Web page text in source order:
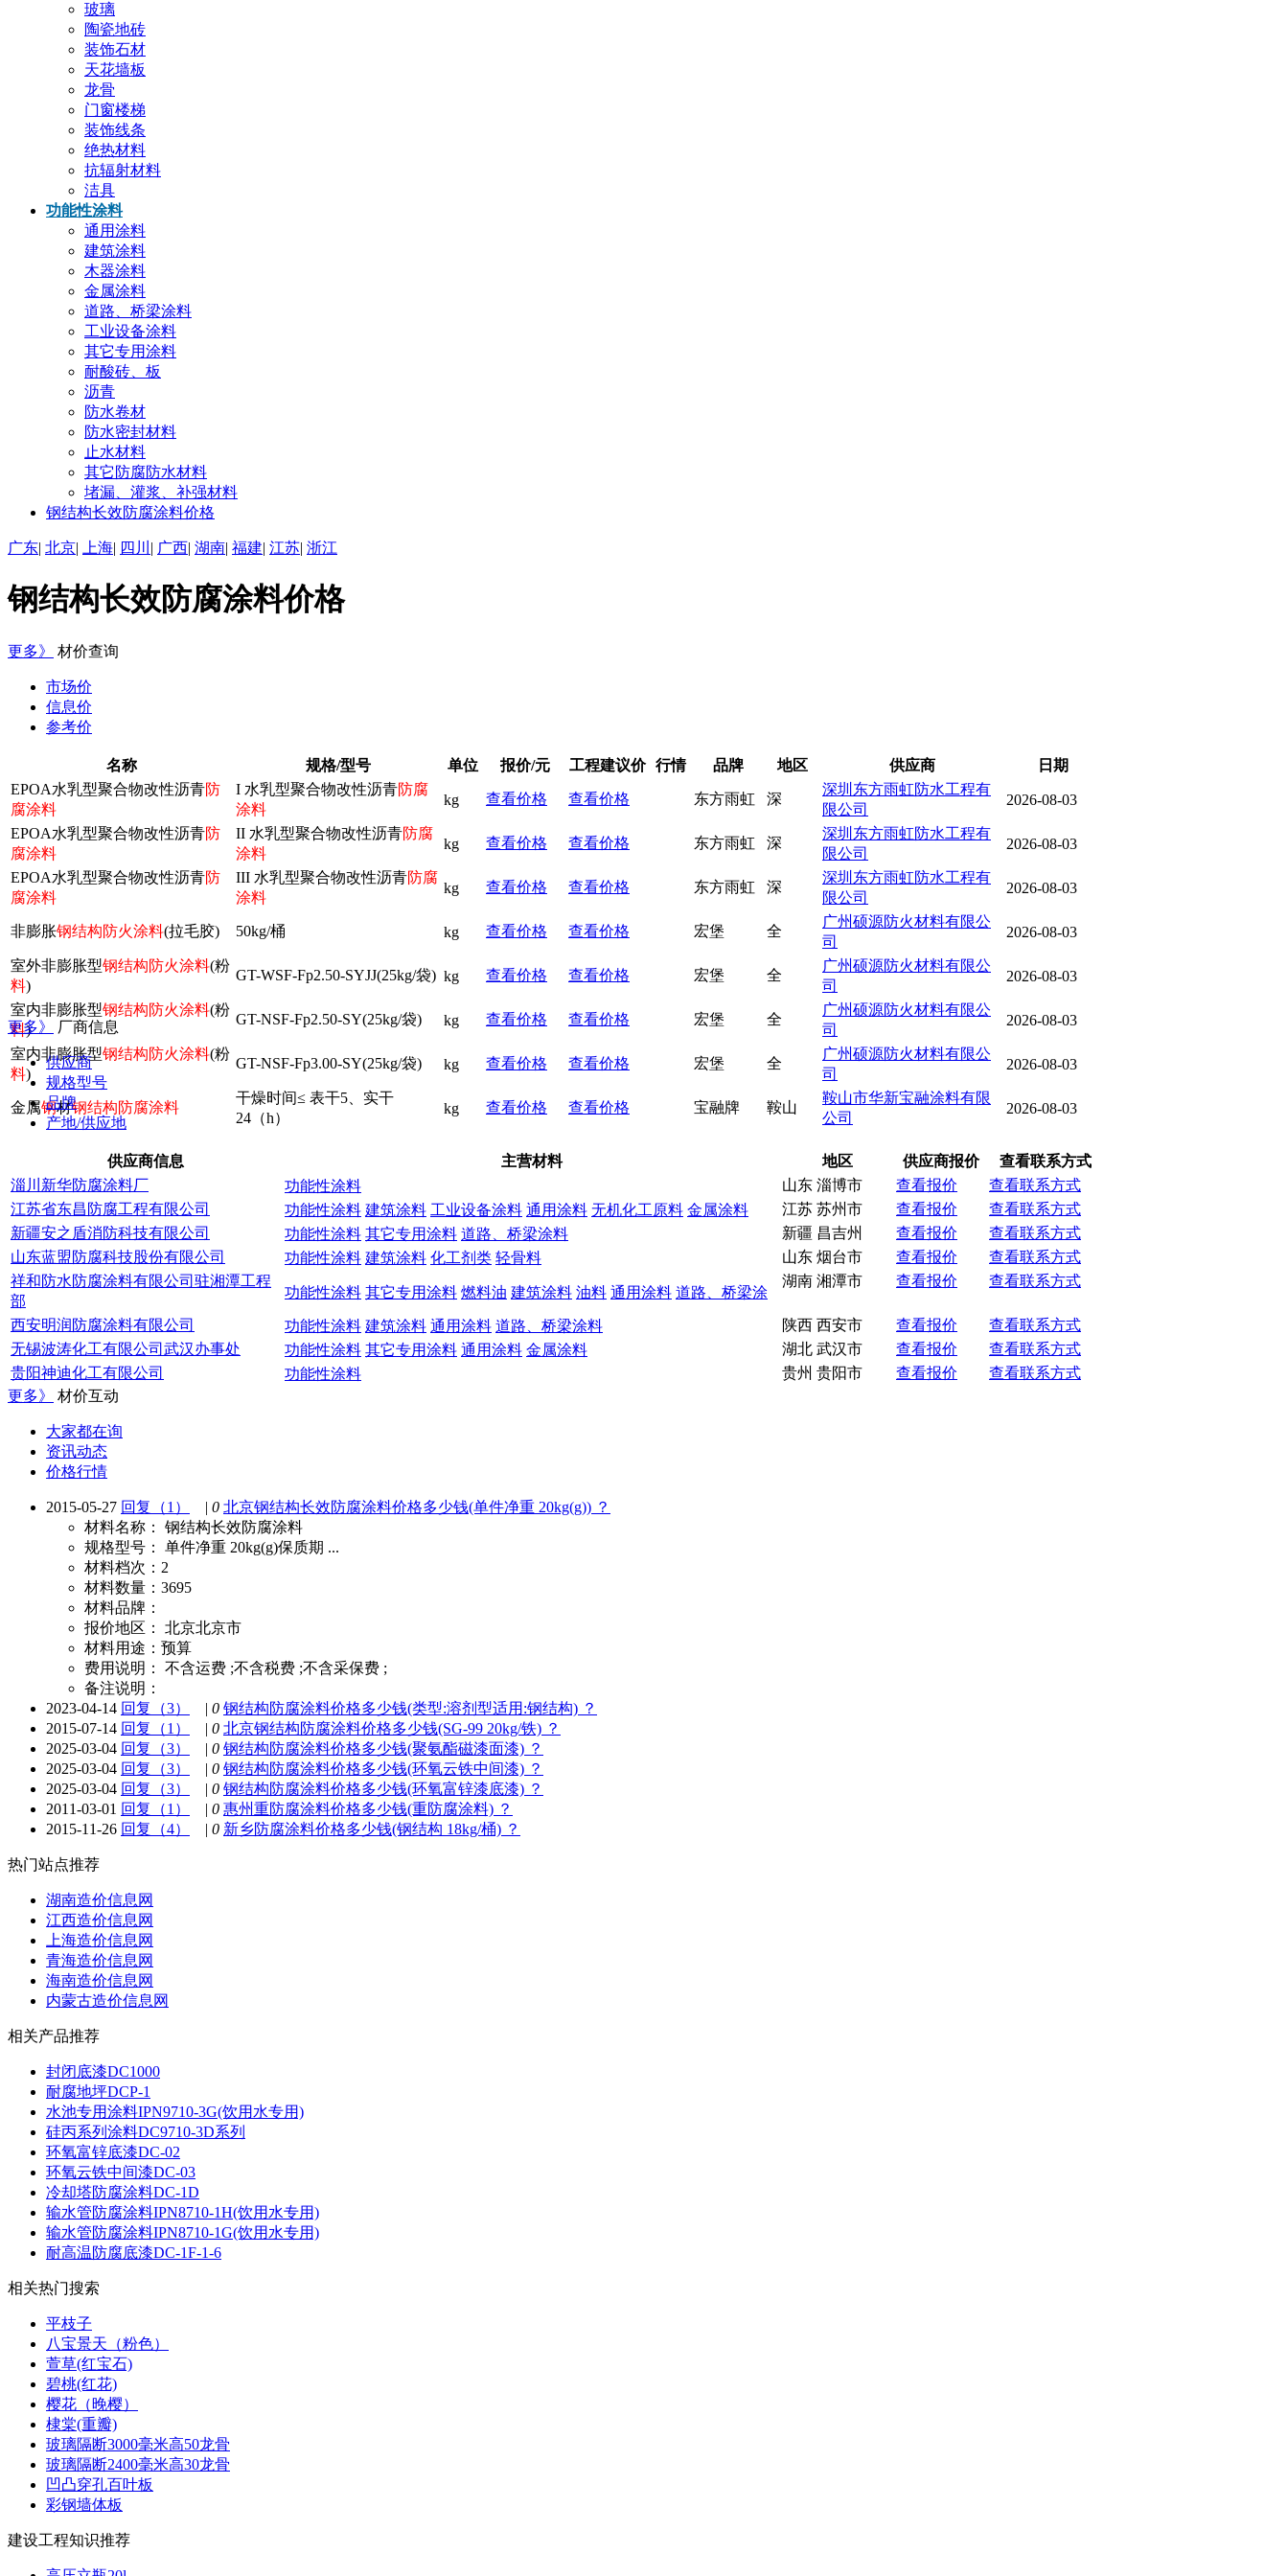
玻璃
陶瓷地砖
装饰石材
天花墙板
龙骨
门窗楼梯
装饰线条
绝热材料
抗辐射材料
洁具
功能性涂料
通用涂料
建筑涂料
木器涂料
金属涂料
道路、桥梁涂料
工业设备涂料
其它专用涂料
耐酸砖、板
沥青
防水卷材
防水密封材料
止水材料
其它防腐防水材料
堵漏、灌浆、补强材料
钢结构长效防腐涂料价格
广东| 北京| 上海| 四川 | 广西| 湖南| 福建| 江苏| 浙江
钢结构长效防腐涂料价格
更多》 材价查询
市场价
信息价
参考价
名称 规格/型号 单位 报价/元 工程建议价 行情 品牌 地区 供应商
日期
EPOA水乳型聚合物改性沥青防
腐涂料
I 水乳型聚合物改性沥青防腐
涂料
kg 查看价格 查看价格 东方雨虹 深
深圳东方雨虹防水工程有
限公司
2026-08-03
EPOA水乳型聚合物改性沥青防
腐涂料
II 水乳型聚合物改性沥青防腐
涂料
kg 查看价格 查看价格 东方雨虹 深
深圳东方雨虹防水工程有
限公司
2026-08-03
EPOA水乳型聚合物改性沥青防
腐涂料
III 水乳型聚合物改性沥青防腐
涂料
kg 查看价格 查看价格 东方雨虹 深
深圳东方雨虹防水工程有
限公司
2026-08-03
非膨胀钢结构防火涂料(拉毛胶) 50kg/桶 kg 查看价格 查看价格 宏堡 全
广州硕源防火材料有限公
司
2026-08-03
室外非膨胀型钢结构防火涂料(粉
料)
GT-WSF-Fp2.50-SYJJ(25kg/袋) kg 查看价格 查看价格 宏堡 全
广州硕源防火材料有限公
司
2026-08-03
室内非膨胀型钢结构防火涂料(粉
料)
GT-NSF-Fp2.50-SY(25kg/袋) kg 查看价格 查看价格 宏堡 全
广州硕源防火材料有限公
司
2026-08-03
室内非膨胀型钢结构防火涂料(粉
料)
GT-NSF-Fp3.00-SY(25kg/袋) kg 查看价格 查看价格 宏堡 全
广州硕源防火材料有限公
司
2026-08-03
金属钢材钢结构防腐涂料
干燥时间≤ 表干5、实干
24（h）
kg 查看价格 查看价格 宝融牌 鞍山
鞍山市华新宝融涂料有限
公司
2026-08-03
更多》 厂商信息
供应商
规格型号
品牌
产地/供应地
供应商信息 主营材料 地区 供应商报价
查看联系方式
淄川新华防腐涂料厂
功能性涂料 山东 淄博市 查看报价
查看联系方式
江苏省东昌防腐工程有限公司
功能性涂料 建筑涂料 工业设备涂料 通用涂料 无机化工原料 金属涂料 江苏 苏州市 查看报价
查看联系方式
新疆安之盾消防科技有限公司
功能性涂料 其它专用涂料 道路、桥梁涂料 新疆 昌吉州 查看报价
查看联系方式
山东蓝盟防腐科技股份有限公司
功能性涂料 建筑涂料 化工剂类 轻骨料 山东 烟台市 查看报价
查看联系方式
祥和防水防腐涂料有限公司驻湘潭工程
部
功能性涂料 其它专用涂料 燃料油 建筑涂料 油料 通用涂料 道路、桥梁涂
湖南 湘潭市 查看报价 查看联系方式
西安明润防腐涂料有限公司 功能性涂料 建筑涂料 通用涂料 道路、桥梁涂料 陕西 西安市 查看报价
查看联系方式
无锡波涛化工有限公司武汉办事处
功能性涂料 其它专用涂料 通用涂料 金属涂料 湖北 武汉市 查看报价
查看联系方式
贵阳神迪化工有限公司
功能性涂料 贵州 贵阳市 查看报价
查看联系方式
更多》
材价互动
大家都在询
资讯动态
价格行情
2015-05-27 回复（1） | 0 北京钢结构长效防腐涂料价格多少钱(单件净重 20kg(g)) ？
材料名称： 钢结构长效防腐涂料
规格型号： 单件净重 20kg(g)保质期 ...
材料档次： 2
材料数量： 3695
材料品牌：
报价地区： 北京北京市
材料用途： 预算
费用说明： 不含运费 ;不含税费 ;不含采保费 ;
备注说明：
2023-04-14 回复（3） | 0 钢结构防腐涂料价格多少钱(类型:溶剂型适用:钢结构) ？
2015-07-14 回复（1） | 0 北京钢结构防腐涂料价格多少钱(SG-99 20kg/铁) ？
2025-03-04 回复（3） | 0 钢结构防腐涂料价格多少钱(聚氨酯磁漆面漆) ？
2025-03-04 回复（3） | 0 钢结构防腐涂料价格多少钱(环氧云铁中间漆) ？
2025-03-04 回复（3） | 0 钢结构防腐涂料价格多少钱(环氧富锌漆底漆) ？
2011-03-01 回复（1） | 0 惠州重防腐涂料价格多少钱(重防腐涂料) ？
2015-11-26 回复（4） | 0 新乡防腐涂料价格多少钱(钢结构 18kg/桶) ？
热门站点推荐
湖南造价信息网
江西造价信息网
上海造价信息网
青海造价信息网
海南造价信息网
内蒙古造价信息网
相关产品推荐
封闭底漆DC1000
耐腐地坪DCP-1
水池专用涂料IPN9710-3G(饮用水专用)
硅丙系列涂料DC9710-3D系列
环氧富锌底漆DC-02
环氧云铁中间漆DC-03
冷却塔防腐涂料DC-1D
输水管防腐涂料IPN8710-1H(饮用水专用)
输水管防腐涂料IPN8710-1G(饮用水专用)
耐高温防腐底漆DC-1F-1-6
相关热门搜索
平枝子
八宝景天（粉色）
萱草(红宝石)
碧桃(红花)
樱花（晚樱）
棣棠(重瓣)
玻璃隔断3000毫米高50龙骨
玻璃隔断2400毫米高30龙骨
凹凸穿孔百叶板
彩钢墙体板
建设工程知识推荐